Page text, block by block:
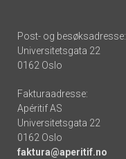
Post- og besøksadresse:
Universitetsgata 22
0162 Oslo
Fakturaadresse:
Apéritif AS
Universitetsgata 22
0162 Oslo
faktura@aperitif.no